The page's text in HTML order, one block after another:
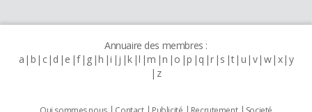
Annuaire des membres :
a b c d e f g h i j k l m n o p q r s t u v w x y
z